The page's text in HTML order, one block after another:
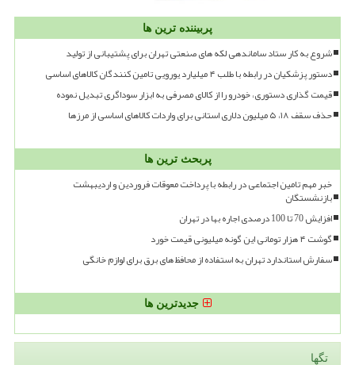
پربیننده ترین ها
شروع به کار ستاد ساماندهی لکه های صنعتی تهران برای پشتیبانی از تولید
دستور پزشکیان در رابطه با طلب ۴ میلیارد یورویی تامین کنندگان کالاهای اساسی
قیمت گذاری دستوری، خودرو را از کالای مصرفی به ابزار سوداگری تبدیل نموده
حذف سقف ۱۸، ۵ میلیون دلاری استانی برای واردات کالاهای اساسی از مرزها
پربحث ترین ها
خبر مهم تامین اجتماعی در رابطه با پرداخت معوقات فروردین و اردیبهشت
بازنشستگان
افزایش 70 تا 100 درصدی اجاره بها در تهران
گوشت ۴ هزار تومانی این گونه میلیونی قیمت خورد
سفارش استاندارد تهران به استفاده از محافظ های برق برای لوازم خانگی
جدیدترین ها
تگها